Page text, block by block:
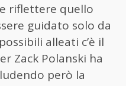
riflettere quello
guidato solo da
alleati c’è il
Zack Polanski ha
però la